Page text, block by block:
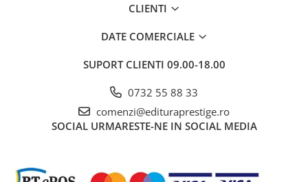
CLIENTI
DATE COMERCIALE
SUPORT CLIENTI 09.00-18.00
0732 55 88 33
comenzi@edituraprestige.ro
SOCIAL URMARESTE-NE IN SOCIAL MEDIA